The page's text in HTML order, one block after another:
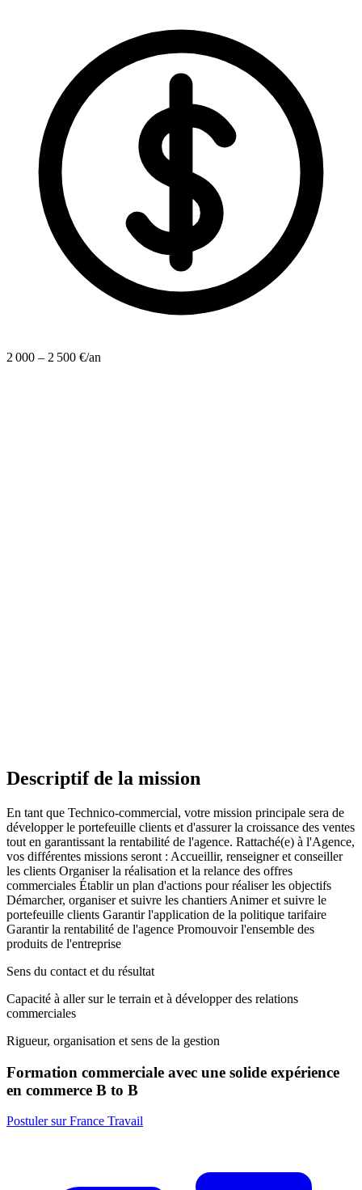
2 000 – 2 500 €/an
Descriptif de la mission
En tant que Technico-commercial, votre mission principale sera de
développer le portefeuille clients et d'assurer la croissance des ventes
tout en garantissant la rentabilité de l'agence. Rattaché(e) à l'Agence,
vos différentes missions seront : Accueillir, renseigner et conseiller
les clients Organiser la réalisation et la relance des offres
commerciales Établir un plan d'actions pour réaliser les objectifs
Démarcher, organiser et suivre les chantiers Animer et suivre le
portefeuille clients Garantir l'application de la politique tarifaire
Garantir la rentabilité de l'agence Promouvoir l'ensemble des
produits de l'entreprise
Sens du contact et du résultat
Capacité à aller sur le terrain et à développer des relations
commerciales
Rigueur, organisation et sens de la gestion
Formation commerciale avec une solide expérience
en commerce B to B
Postuler sur France Travail